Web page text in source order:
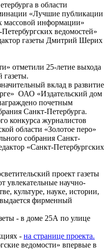
в области
«Лучшие публикации
массовой информации»
ведомостей»
газеты Дмитрий Шерих
отметили 25-летие выхода
газеты.
вклад в развитие
ОАО «Издательский дом
почетным
Санкт-Петербурга.
конкурса журналистов
области «Золотое перо»
собрания Санкт-
«Санкт-Петербургских
проект газеты
увлекательные научно-
культуре, науке, истории,
фирменный
- в доме 25А по улице
- на странице проекта.
ведомости» впервые в